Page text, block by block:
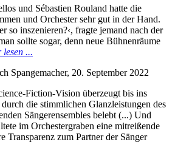
und Sébastien Rouland hatte die
und Orchester sehr gut in der Hand.
so inszenieren?‹, fragte jemand nach der
sollte sogar, denn neue Bühnenräume
lesen ...
Spangemacher, 20. September 2022
Fiction-Vision überzeugt bis ins
die stimmlichen Glanzleistungen des
Sängerensembles belebt (...) Und
im Orchestergraben eine mitreißende
Transparenz zum Partner der Sänger